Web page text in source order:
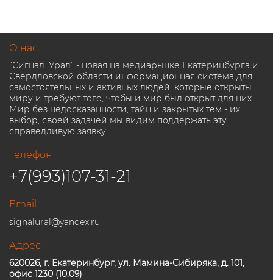
О нас
“Сигнал. Урал” - новая на медиарынке Екатеринбурга и
Свердловской области информационная система для
самостоятельных и активных людей, которые открыты
миру и требуют того, чтобы и мир был открыт для них.
Мир без недосказанности, тайн и закрытых тем - их
выбор, своей задачей мы видим поддержать эту
справедливую заявку
Телефон
+7(993)107-31-21
Email
signalural@yandex.ru
Адрес
620026, г. Екатеринбург, ул. Мамина-Сибиряка, д. 101,
офис 1230 (10.09)